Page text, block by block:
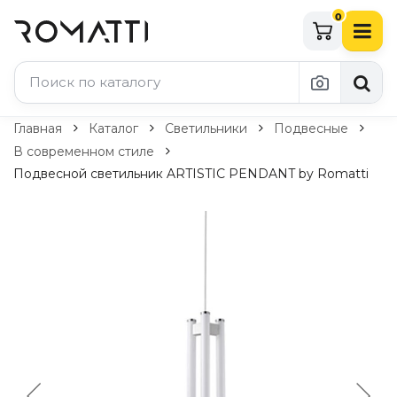
0
Каталог Romatti
Свет и освещение
Комплектующие
Главная Каталог Светильники
Подвесные
В современном стиле
Подвесной светильник ARTISTIC PENDANT by Romatti